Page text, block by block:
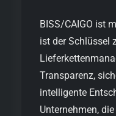
BISS/CAIGO ist
ist der Schlüssel
Transparenz,
intelligente
Unternehmen,